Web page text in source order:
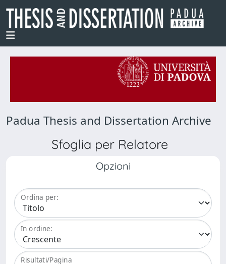
Padua Thesis and Dissertation Archive
Sfoglia per Relatore
Opzioni
Ordina per:
In ordine:
Risultati/Pagina